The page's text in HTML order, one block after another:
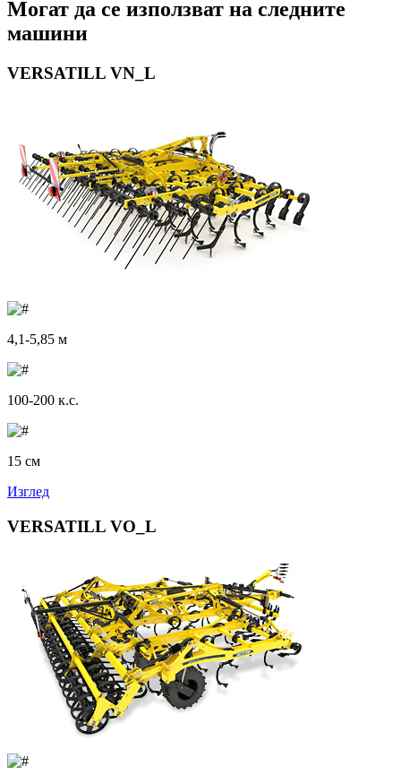
Могат да се използват на следните
машини
VERSATILL VN_L
4,1-5,85 м
100-200 к.с.
15 см
Изглед
VERSATILL VO_L